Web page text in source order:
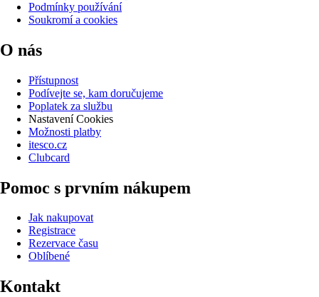
Podmínky používání
Soukromí a cookies
O nás
Přístupnost
Podívejte se, kam doručujeme
Poplatek za službu
Nastavení Cookies
Možnosti platby
itesco.cz
Clubcard
Pomoc s prvním nákupem
Jak nakupovat
Registrace
Rezervace času
Oblíbené
Kontakt